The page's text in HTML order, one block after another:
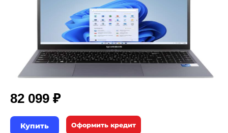
82 099 ₽
Купить Оформить кредит